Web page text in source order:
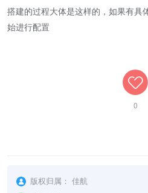
搭建的过程大体是这样的，如果有具
始进行配置
0
版权归属： 佳航